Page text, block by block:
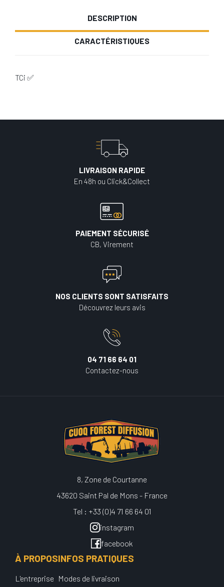
DESCRIPTION
CARACTÉRISTIQUES
TCi ✅
LIVRAISON RAPIDE
En 48h ou Click&Collect
PAIEMENT SÉCURISÉ
CB, Virement
NOS CLIENTS SONT SATISFAITS
Découvrez leurs avis
04 71 66 64 01
Contactez-nous
8, Zone de Courtanne
43620 Saint Pal de Mons - France
Tel : +33 (0)4 71 66 64 01
instagram
facebook
À PROPOS
L'entreprise
INFOS PRATIQUES
Modes de livraison